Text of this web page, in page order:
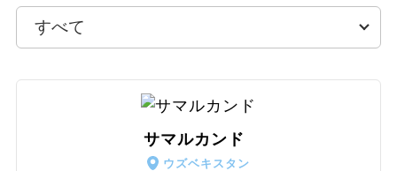
サマルカンド
ウズベキスタン